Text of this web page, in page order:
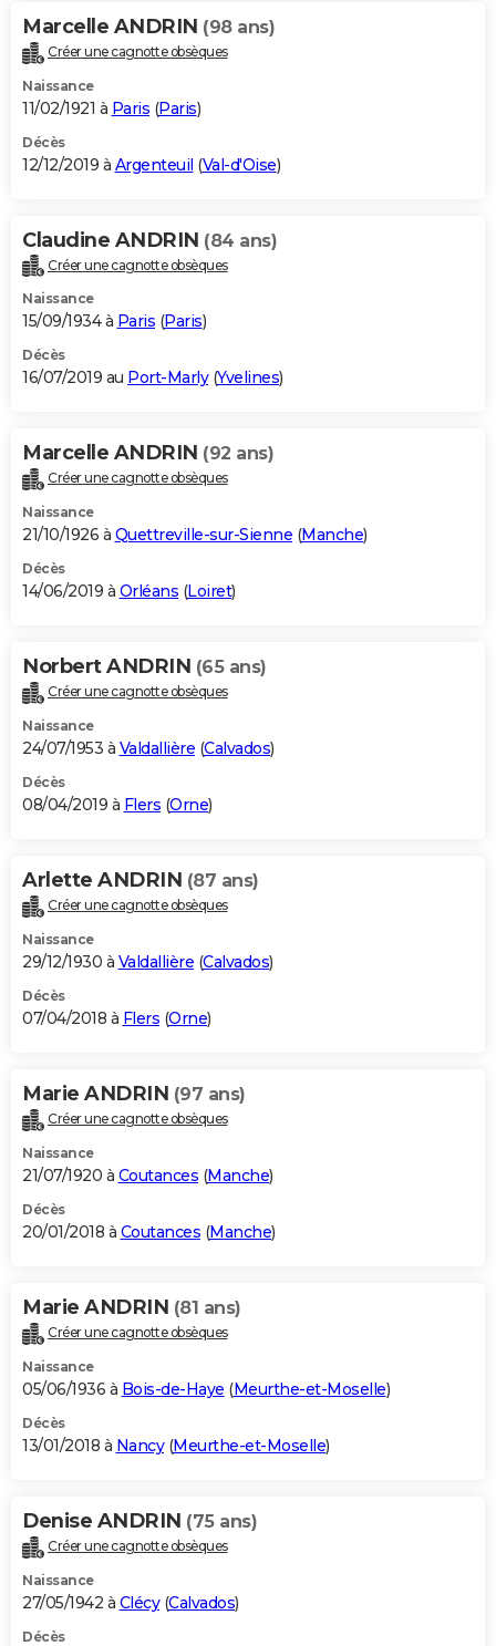
Marcelle ANDRIN (98 ans)
Créer une cagnotte obsèques
Naissance
11/02/1921 à Paris (Paris)
Décès
12/12/2019 à Argenteuil (Val-d'Oise)
Claudine ANDRIN (84 ans)
Créer une cagnotte obsèques
Naissance
15/09/1934 à Paris (Paris)
Décès
16/07/2019 au Port-Marly(Yvelines)
Marcelle ANDRIN (92 ans)
Créer une cagnotte obsèques
Naissance
21/10/1926 à Quettreville-sur-Sienne (Manche)
Décès
14/06/2019 à Orléans (Loiret)
Norbert ANDRIN (65 ans)
Créer une cagnotte obsèques
Naissance
24/07/1953 à Valdallière (Calvados)
Décès
08/04/2019 à Flers (Orne)
Arlette ANDRIN (87 ans)
Créer une cagnotte obsèques
Naissance
29/12/1930 à Valdallière (Calvados)
Décès
07/04/2018 à Flers (Orne)
Marie ANDRIN (97 ans)
Créer une cagnotte obsèques
Naissance
21/07/1920 à Coutances (Manche)
Décès
20/01/2018 à Coutances (Manche)
Marie ANDRIN (81 ans)
Créer une cagnotte obsèques
Naissance
05/06/1936 à Bois-de-Haye (Meurthe-et-Moselle)
Décès
13/01/2018 à Nancy(Meurthe-et-Moselle)
Denise ANDRIN (75 ans)
Créer une cagnotte obsèques
Naissance
27/05/1942 à Clécy(Calvados)
Décès